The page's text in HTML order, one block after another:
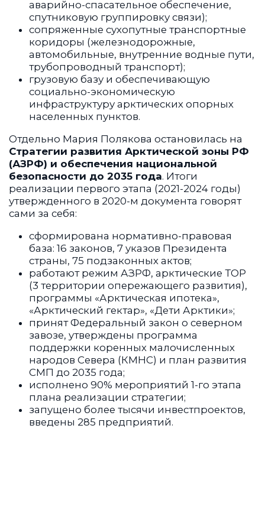
аварийно-спасательное обеспечение,
спутниковую группировку связи);
сопряженные сухопутные транспортные
коридоры (железнодорожные,
автомобильные, внутренние водные пути,
трубопроводный транспорт);
грузовую базу и обеспечивающую
социально-экономическую
инфраструктуру арктических опорных
населенных пунктов.
Отдельно Мария Полякова остановилась на
Стратегии развития Арктической зоны РФ
(АЗРФ) и обеспечения национальной
безопасности до 2035 года. Итоги
реализации первого этапа (2021-2024 годы)
утвержденного в 2020-м документа говорят
сами за себя:
сформирована нормативно-правовая
база: 16 законов, 7 указов Президента
страны, 75 подзаконных актов;
работают режим АЗРФ, арктические ТОР
(3 территории опережающего развития),
программы «Арктическая ипотека»,
«Арктический гектар», «Дети Арктики»;
принят Федеральный закон о северном
завозе, утверждены программа
поддержки коренных малочисленных
народов Севера (КМНС) и план развития
СМП до 2035 года;
исполнено 90% мероприятий 1-го этапа
плана реализации стратегии;
запущено более тысячи инвестпроектов,
введены 285 предприятий.